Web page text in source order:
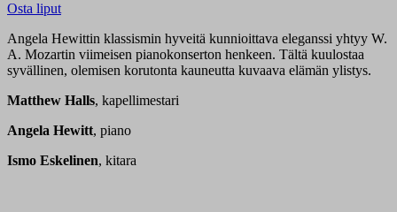
Osta liput
Angela Hewittin klassismin hyveitä kunnioittava eleganssi yhtyy W.
A. Mozartin viimeisen pianokonserton henkeen. Tältä kuulostaa
syvällinen, olemisen korutonta kauneutta kuvaava elämän ylistys.
Matthew Halls, kapellimestari
Angela Hewitt, piano
Ismo Eskelinen, kitara